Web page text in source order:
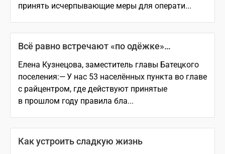
принять исчерпывающие меры для операти...
Всё равно встречают «по одёжке»…
Елена Кузнецова, заместитель главы Батецкого
поселения:— У нас 53 населённых пункта во главе
с райцентром, где действуют принятые
в прошлом году правила бла...
Как устроить сладкую жизнь